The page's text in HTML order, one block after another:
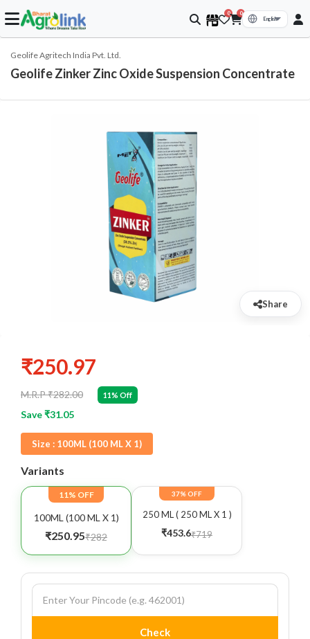
0 0
Geolife Agritech India Pvt. Ltd.
Geolife Zinker Zinc Oxide Suspension Concentrate
Share
₹250.97
M.R.P ₹282.00 11% Off
Save ₹31.05
Size : 100ML (100 ML X 1)
Variants
11% OFF
100ML (100 ML X 1)
₹250.95₹282
37% OFF
250 ML ( 250 ML X 1 )
₹453.6₹719
Check